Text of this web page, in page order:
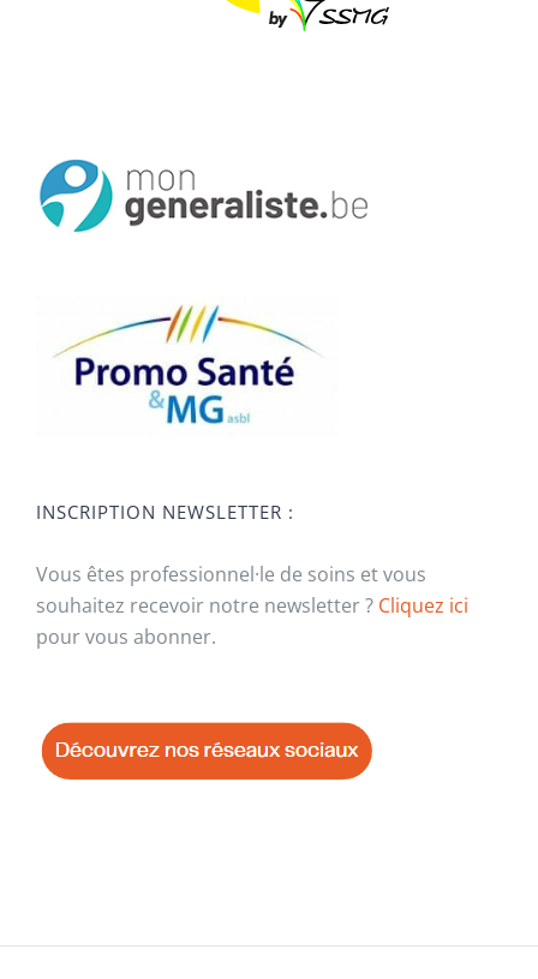
INSCRIPTION NEWSLETTER :
Vous êtes professionnel·le de soins et vous
souhaitez recevoir notre newsletter ? Cliquez ici
pour vous abonner.